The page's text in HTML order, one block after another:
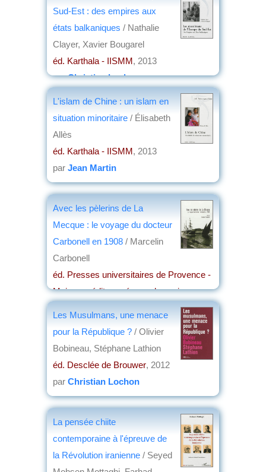
Sud-Est : des empires aux
états balkaniques / Nathalie
Clayer, Xavier Bougarel
éd. Karthala - IISMM, 2013
parChristian Lochon
L'islam de Chine : un islam en
situation minoritaire / Élisabeth
Allès
éd. Karthala - IISMM, 2013
par Jean Martin
Avec les pèlerins de La
Mecque : le voyage du docteur
Carbonell en 1908 / Marcelin
Carbonell
éd. Presses universitaires de Provence -
Maison méditerranéenne des sciences
Les Musulmans, une menace
pour la République ? / Olivier
Bobineau, Stéphane Lathion
éd. Desclée de Brouwer, 2012
par Christian Lochon
La pensée chiite
contemporaine à l'épreuve de
la Révolution iranienne / Seyed